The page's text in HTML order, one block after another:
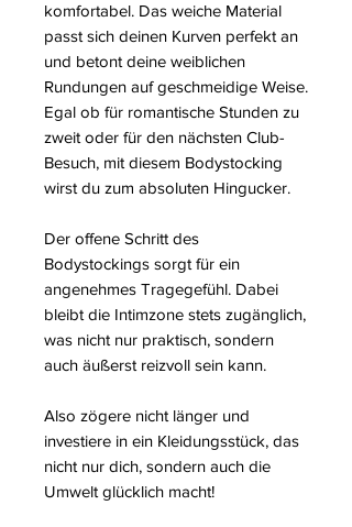
komfortabel. Das weiche Material
passt sich deinen Kurven perfekt an
und betont deine weiblichen
Rundungen auf geschmeidige Weise.
Egal ob für romantische Stunden zu
zweit oder für den nächsten Club-
Besuch, mit diesem Bodystocking
wirst du zum absoluten Hingucker.
Der offene Schritt des
Bodystockings sorgt für ein
angenehmes Tragegefühl. Dabei
bleibt die Intimzone stets zugänglich,
was nicht nur praktisch, sondern
auch äußerst reizvoll sein kann.
Also zögere nicht länger und
investiere in ein Kleidungsstück, das
nicht nur dich, sondern auch die
Umwelt glücklich macht!